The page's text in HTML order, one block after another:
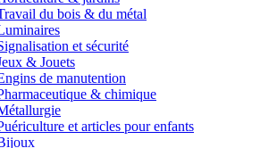
du bois & du métal
et sécurité
& Jouets
de manutention
& chimique
et articles pour enfants